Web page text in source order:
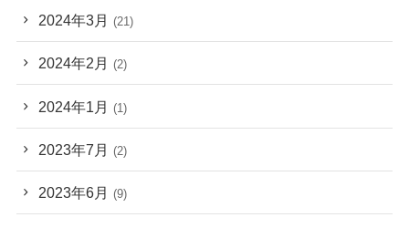
2024年3月 (21)
2024年2月 (2)
2024年1月 (1)
2023年7月 (2)
2023年6月 (9)